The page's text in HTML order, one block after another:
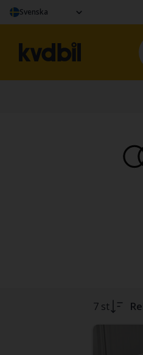
Svenska
7 st